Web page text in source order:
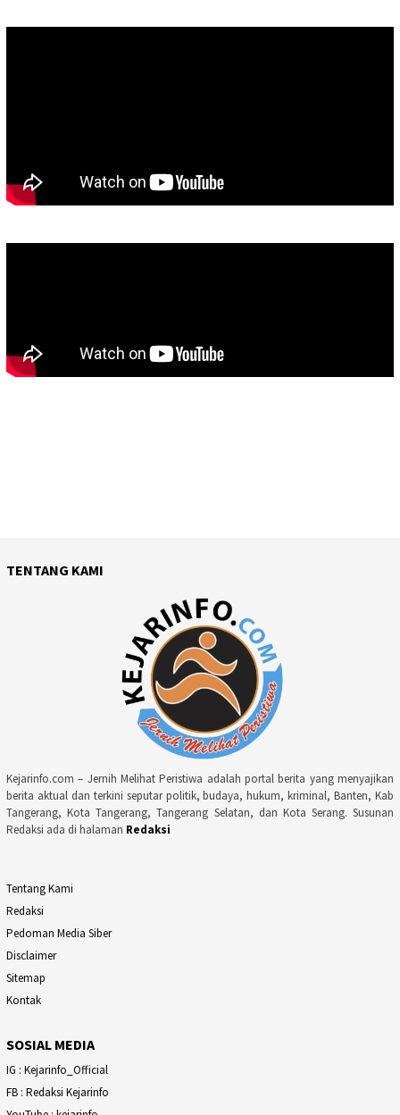
TENTANG KAMI
Kejarinfo.com – Jernih Melihat Peristiwa adalah portal berita yang menyajikan
berita aktual dan terkini seputar politik, budaya, hukum, kriminal, Banten, Kab
Tangerang, Kota Tangerang, Tangerang Selatan, dan Kota Serang. Susunan
Redaksi ada di halaman Redaksi
Tentang Kami
Redaksi
Pedoman Media Siber
Disclaimer
Sitemap
Kontak
SOSIAL MEDIA
IG : Kejarinfo_Official
FB : Redaksi Kejarinfo